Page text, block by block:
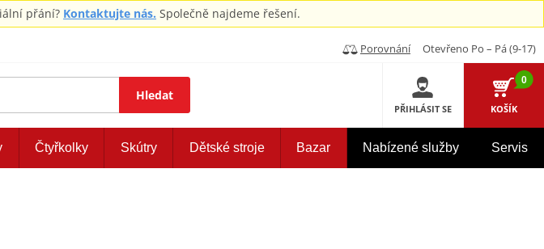
přání? Kontaktujte nás. Společně najdeme řešení.
Porovnání Otevřeno Po – Pá (9-17)
Hledat
PŘIHLÁSIT SE
0
KOŠÍK
Čtyřkolky Skútry Dětské stroje Bazar Nabízené služby Servis